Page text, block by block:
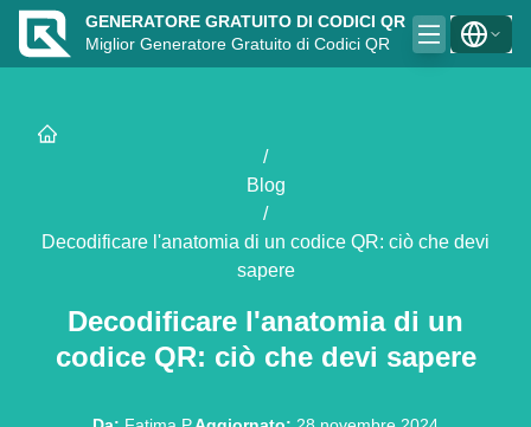
GENERATORE GRATUITO DI CODICI QR
Miglior Generatore Gratuito di Codici QR
/
Blog
/
Decodificare l'anatomia di un codice QR: ciò che devi
sapere
Decodificare l'anatomia di un
codice QR: ciò che devi sapere